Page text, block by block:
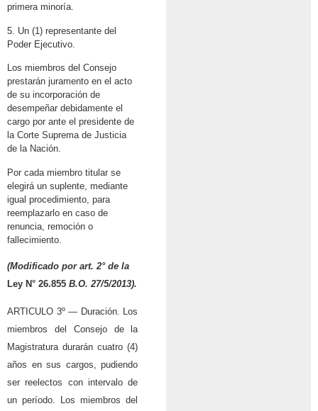
primera minoría.
5. Un (1) representante del
Poder Ejecutivo.
Los miembros del Consejo
prestarán juramento en el acto
de su incorporación de
desempeñar debidamente el
cargo por ante el presidente de
la Corte Suprema de Justicia
de la Nación.
Por cada miembro titular se
elegirá un suplente, mediante
igual procedimiento, para
reemplazarlo en caso de
renuncia, remoción o
fallecimiento.
(Modificado por art. 2° de la
Ley N° 26.855 B.O. 27/5/2013).
ARTICULO 3º — Duración. Los
miembros del Consejo de la
Magistratura durarán cuatro (4)
años en sus cargos, pudiendo
ser reelectos con intervalo de
un período. Los miembros del